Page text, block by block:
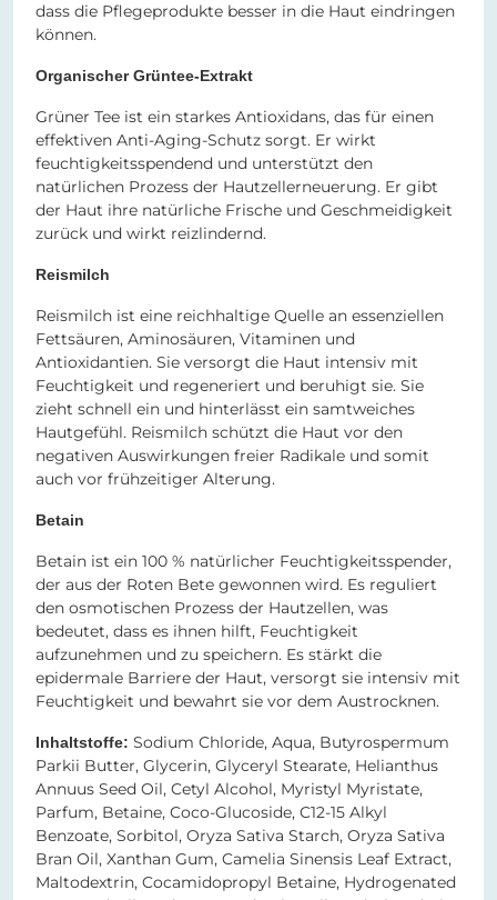
dass die Pflegeprodukte besser in die Haut eindringen
können.
Organischer Grüntee-Extrakt
Grüner Tee ist ein starkes Antioxidans, das für einen
effektiven Anti-Aging-Schutz sorgt. Er wirkt
feuchtigkeitsspendend und unterstützt den
natürlichen Prozess der Hautzellerneuerung. Er gibt
der Haut ihre natürliche Frische und Geschmeidigkeit
zurück und wirkt reizlindernd.
Reismilch
Reismilch ist eine reichhaltige Quelle an essenziellen
Fettsäuren, Aminosäuren, Vitaminen und
Antioxidantien. Sie versorgt die Haut intensiv mit
Feuchtigkeit und regeneriert und beruhigt sie. Sie
zieht schnell ein und hinterlässt ein samtweiches
Hautgefühl. Reismilch schützt die Haut vor den
negativen Auswirkungen freier Radikale und somit
auch vor frühzeitiger Alterung.
Betain
Betain ist ein 100 % natürlicher Feuchtigkeitsspender,
der aus der Roten Bete gewonnen wird. Es reguliert
den osmotischen Prozess der Hautzellen, was
bedeutet, dass es ihnen hilft, Feuchtigkeit
aufzunehmen und zu speichern. Es stärkt die
epidermale Barriere der Haut, versorgt sie intensiv mit
Feuchtigkeit und bewahrt sie vor dem Austrocknen.
Inhaltstoffe: Sodium Chloride, Aqua, Butyrospermum
Parkii Butter, Glycerin, Glyceryl Stearate, Helianthus
Annuus Seed Oil, Cetyl Alcohol, Myristyl Myristate,
Parfum, Betaine, Coco-Glucoside, C12-15 Alkyl
Benzoate, Sorbitol, Oryza Sativa Starch, Oryza Sativa
Bran Oil, Xanthan Gum, Camelia Sinensis Leaf Extract,
Maltodextrin, Cocamidopropyl Betaine, Hydrogenated